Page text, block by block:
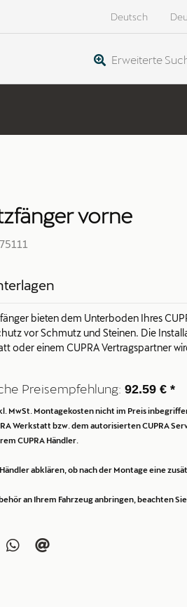
Deutsch
Erweiterte
vorne
bieten dem Unterboden Ihres
vor Schmutz und Steinen. Die
oder einem CUPRA Vertragspartner
Preisempfehlung: 92.59 € *
MwSt. Montagekosten nicht im Preis
Werkstatt bzw. dem autorisierten CUPRA
CUPRA Händler.
abklären, ob nach der Montage eine
an Ihrem Fahrzeug anbringen, beachten